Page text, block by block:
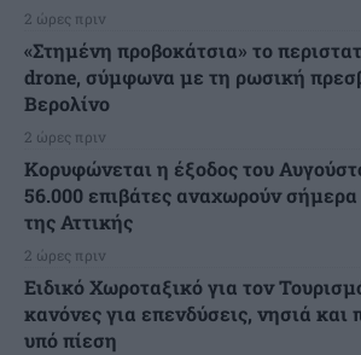
2 ώρες πριν
«Στημένη προβοκάτσια» το
drone, σύμφωνα με τη ρωσική
Βερολίνο
2 ώρες πριν
Κορυφώνεται η έξοδος του
56.000 επιβάτες αναχωρούν σήμερα
της Αττικής
2 ώρες πριν
Ειδικό Χωροταξικό για τον
κανόνες για επενδύσεις, νησιά και
υπό πίεση